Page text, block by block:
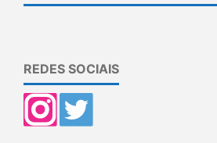
REDES SOCIAIS